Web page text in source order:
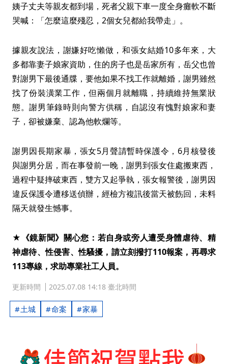
姨子丈夫等親友都到場，死者父親下車一度全身癱軟不斷
哭喊：「怎麼這麼殘忍，2個女兒都給我帶走」。
據親友說法，謝嫌好吃懶做，和張女結婚10多年來，大
多都靠妻子娘家資助，住的房子也是岳家所有，岳父也曾
對謝男下最後通牒，要他如果不找工作就離婚，謝男雖然
找了份裝潢業工作，但兩個月就離職，持續維持無業狀
態。謝男筆錄時則向警方供稱，自認沒有愧對娘家和妻
子，卻被嫌棄、認為他軟爛等。
謝男因長期家暴，張女5月聲請暫時保護令，6月核發後
與謝男分居，而在事發前一晚，謝男到張女住處搬東西，
過程中疑摔破東西，雙方又起爭執，張女報警後，謝男因
違反保護令遭移送偵辦，經檢方複訊後當天被飭回，未料
隔天就發生憾事。
★《鏡新聞》關心您：若自身或旁人遭受身體虐待、精
神虐待、性侵害、性騷擾，請立刻撥打110報案，再尋求
113專線，求助專業社工人員。
更新時間 2025.07.08 14:18 臺北時間
土城 命案 家暴